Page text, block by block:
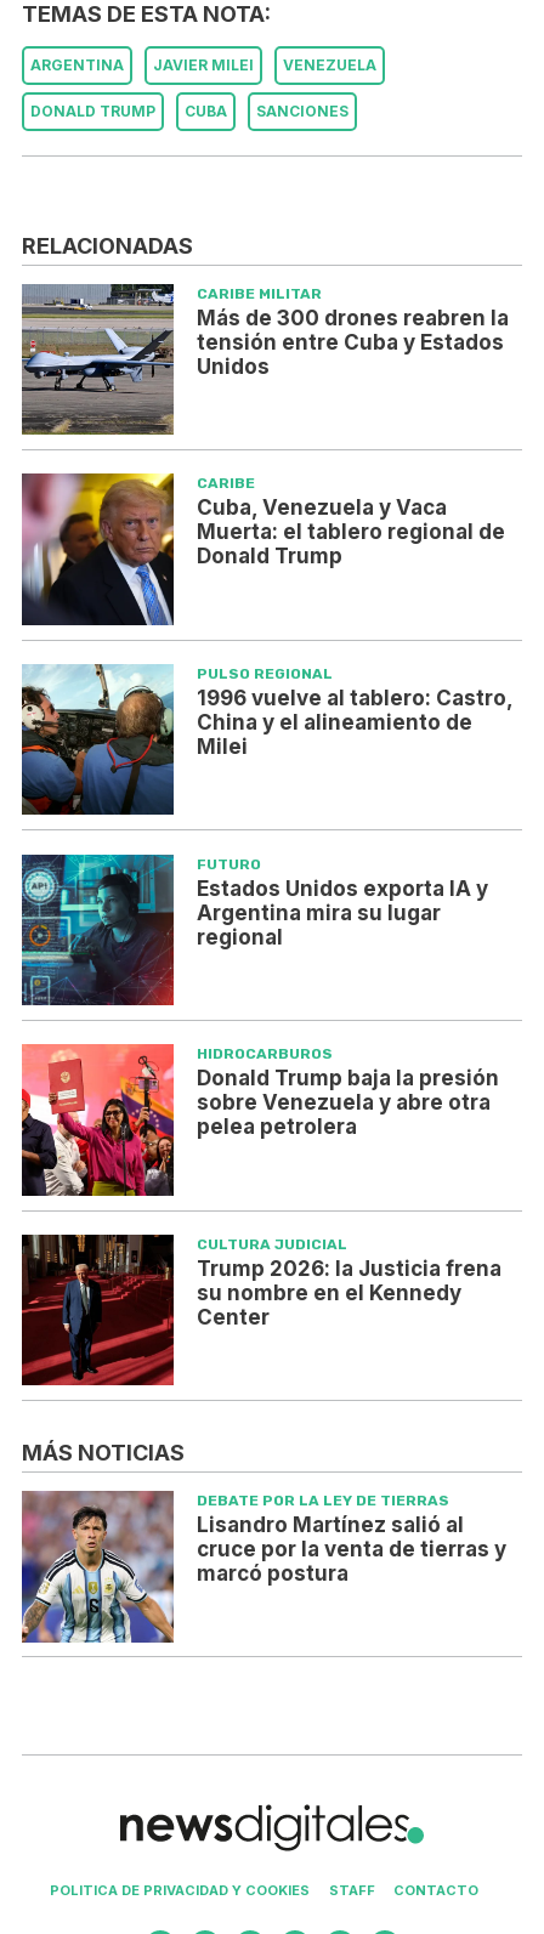
TEMAS DE ESTA NOTA:
ARGENTINA JAVIER MILEI VENEZUELA
DONALD TRUMP CUBA SANCIONES
RELACIONADAS
CARIBE MILITAR
Más de 300 drones reabren la
tensión entre Cuba y Estados
Unidos
CARIBE
Cuba, Venezuela y Vaca
Muerta: el tablero regional de
Donald Trump
PULSO REGIONAL
1996 vuelve al tablero: Castro,
China y el alineamiento de
Milei
FUTURO
Estados Unidos exporta IA y
Argentina mira su lugar
regional
HIDROCARBUROS
Donald Trump baja la presión
sobre Venezuela y abre otra
pelea petrolera
CULTURA JUDICIAL
Trump 2026: la Justicia frena
su nombre en el Kennedy
Center
MÁS NOTICIAS
DEBATE POR LA LEY DE TIERRAS
Lisandro Martínez salió al
cruce por la venta de tierras y
marcó postura
POLITICA DE PRIVACIDAD Y COOKIES STAFF CONTACTO